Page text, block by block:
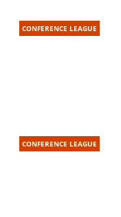
CONFERENCE LEAGUE
CONFERENCE LEAGUE